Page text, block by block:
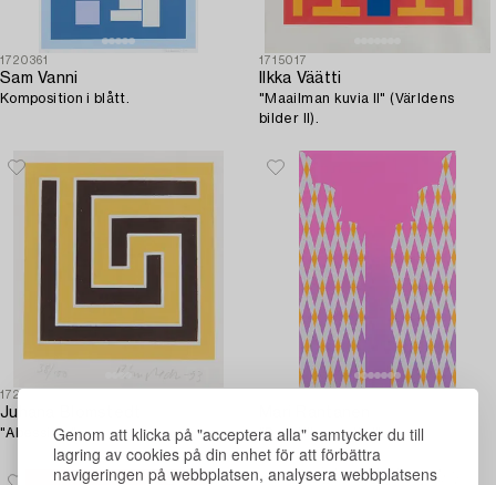
Genom att klicka på "acceptera alla" samtycker du till
lagring av cookies på din enhet för att förbättra
navigeringen på webbplatsen, analysera webbplatsens
1720361
Sam Vanni
Komposition i blått.
1715017
Ilkka Väätti
"Maailman kuvia II" (Världens
bilder II).
1720311
Juhana Blomstedt
"Abessinia". "Port till paradis I".